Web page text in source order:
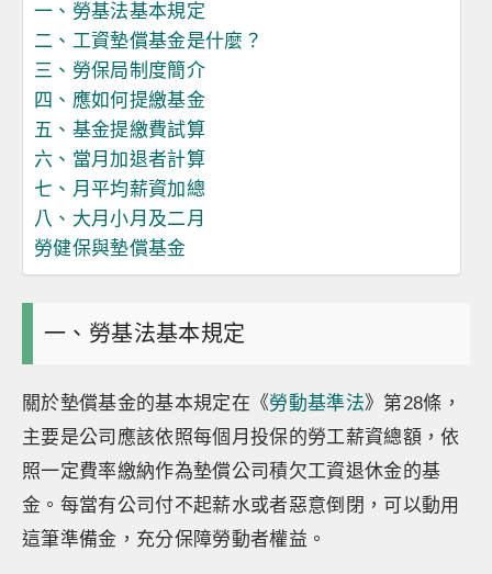
一、勞基法基本規定
二、工資墊償基金是什麼？
三、勞保局制度簡介
四、應如何提繳基金
五、基金提繳費試算
六、當月加退者計算
七、月平均薪資加總
八、大月小月及二月
勞健保與墊償基金
一、勞基法基本規定
關於墊償基金的基本規定在《勞動基準法》第28條，
主要是公司應該依照每個月投保的勞工薪資總額，依
照一定費率繳納作為墊償公司積欠工資退休金的基
金。每當有公司付不起薪水或者惡意倒閉，可以動用
這筆準備金，充分保障勞動者權益。